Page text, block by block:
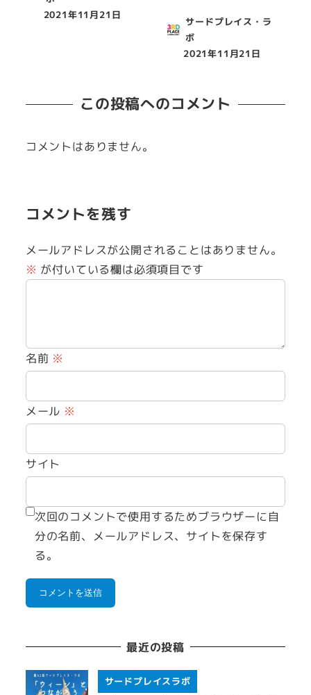
投稿日
2021年11月21日
サードプレイス・ラ
ボ
投稿日
2021年11月21日
この投稿へのコメント
コメントはありません。
コメントを残す
メールアドレスが公開されることはありません。
※ が付いている欄は必須項目です
名前 ※
メール ※
サイト
次回のコメントで使用するためブラウザーに自
分の名前、メールアドレス、サイトを保存す
る。
最近の投稿
サードプレイスラボ